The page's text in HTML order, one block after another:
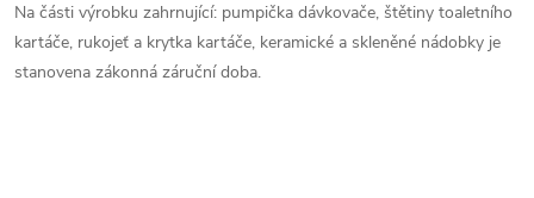
Na části výrobku zahrnující: pumpička dávkovače, štětiny toaletního
kartáče, rukojeť a krytka kartáče, keramické a skleněné nádobky je
stanovena zákonná záruční doba.